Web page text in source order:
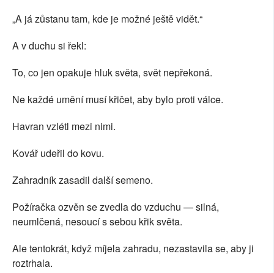
„A já zůstanu tam, kde je možné ještě vidět.“
A v duchu si řekl:
To, co jen opakuje hluk světa, svět nepřekoná.
Ne každé umění musí křičet, aby bylo proti válce.
Havran vzlétl mezi nimi.
Kovář udeřil do kovu.
Zahradník zasadil další semeno.
Požíračka ozvěn se zvedla do vzduchu — silná,
neumlčená, nesoucí s sebou křik světa.
Ale tentokrát, když míjela zahradu, nezastavila se, aby ji
roztrhala.